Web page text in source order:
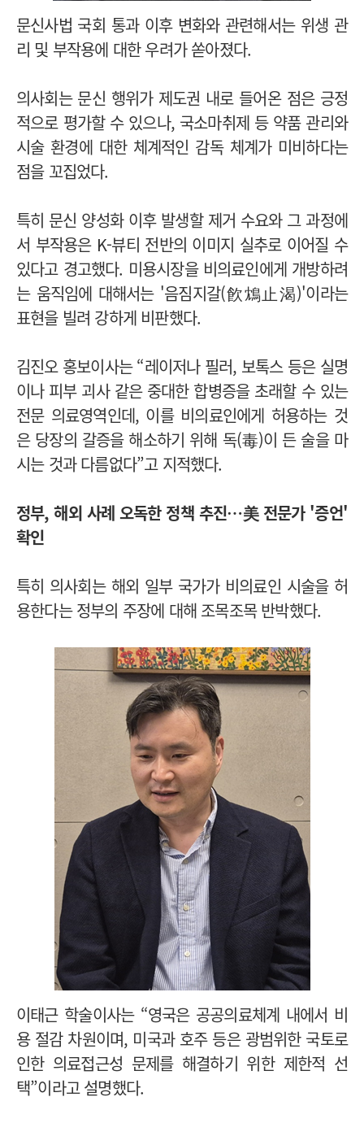
문신사법 국회 통과 이후 변화와 관련해서는 위생 관
리 및 부작용에 대한 우려가 쏟아졌다.
의사회는 문신 행위가 제도권 내로 들어온 점은 긍정
적으로 평가할 수 있으나, 국소마취제 등 약품 관리와
시술 환경에 대한 체계적인 감독 체계가 미비하다는
점을 꼬집었다.
특히 문신 양성화 이후 발생할 제거 수요와 그 과정에
서 부작용은 K-뷰티 전반의 이미지 실추로 이어질 수
있다고 경고했다. 미용시장을 비의료인에게 개방하려
는 움직임에 대해서는 '음짐지갈(飮鴆止渴)'이라는
표현을 빌려 강하게 비판했다.
김진오 홍보이사는 “레이저나 필러, 보톡스 등은 실명
이나 피부 괴사 같은 중대한 합병증을 초래할 수 있는
전문 의료영역인데, 이를 비의료인에게 허용하는 것
은 당장의 갈증을 해소하기 위해 독(毒)이 든 술을 마
시는 것과 다름없다”고 지적했다.
정부, 해외 사례 오독한 정책 추진…美 전문가 '증언'
확인
특히 의사회는 해외 일부 국가가 비의료인 시술을 허
용한다는 정부의 주장에 대해 조목조목 반박했다.
이태근 학술이사는 “영국은 공공의료체계 내에서 비
용 절감 차원이며, 미국과 호주 등은 광범위한 국토로
인한 의료접근성 문제를 해결하기 위한 제한적 선
택”이라고 설명했다.